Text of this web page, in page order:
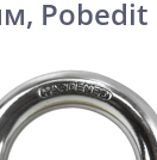
Pobedit